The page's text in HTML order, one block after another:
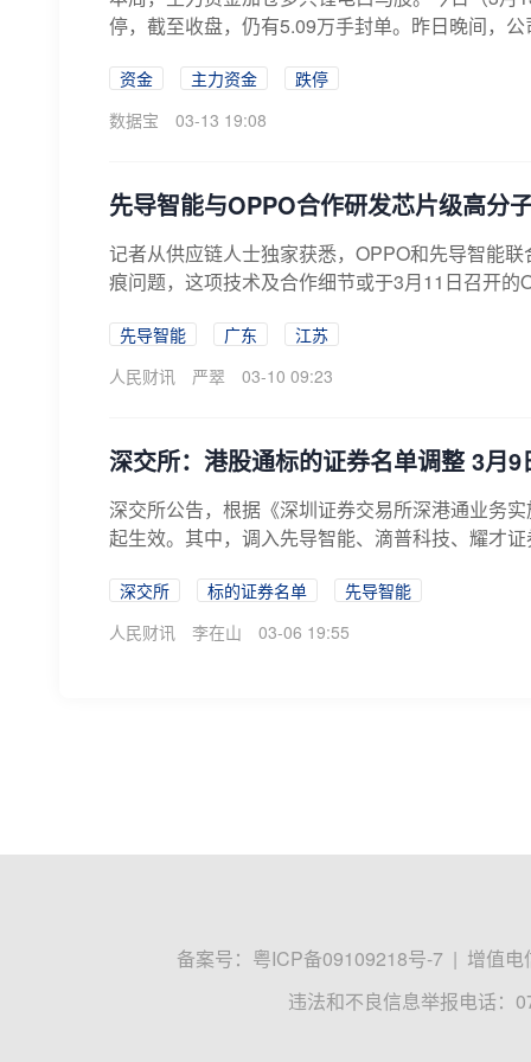
停，截至收盘，仍有5.09万手封单。昨日晚间，
资金 主力资金
跌停
数据宝
03-13 19:08
先导智能与OPPO合作研发芯片级高分
记者从供应链人士独家获悉，OPPO和先导智能
痕问题，这项技术及合作细节或于3月11日召开
先导智能 广东
江苏
人民财讯
严翠 03-10 09:23
深交所：港股通标的证券名单调整 3月9
深交所公告，根据《深圳证券交易所深港通业务
起生效。其中，调入先导智能、滴普科技、耀才
深交所 标的证券名单
先导智能
人民财讯
李在山 03-06 19:55
备案号： 粤ICP备09109218号-7 | 增值电
违法和不良信息举报电话：